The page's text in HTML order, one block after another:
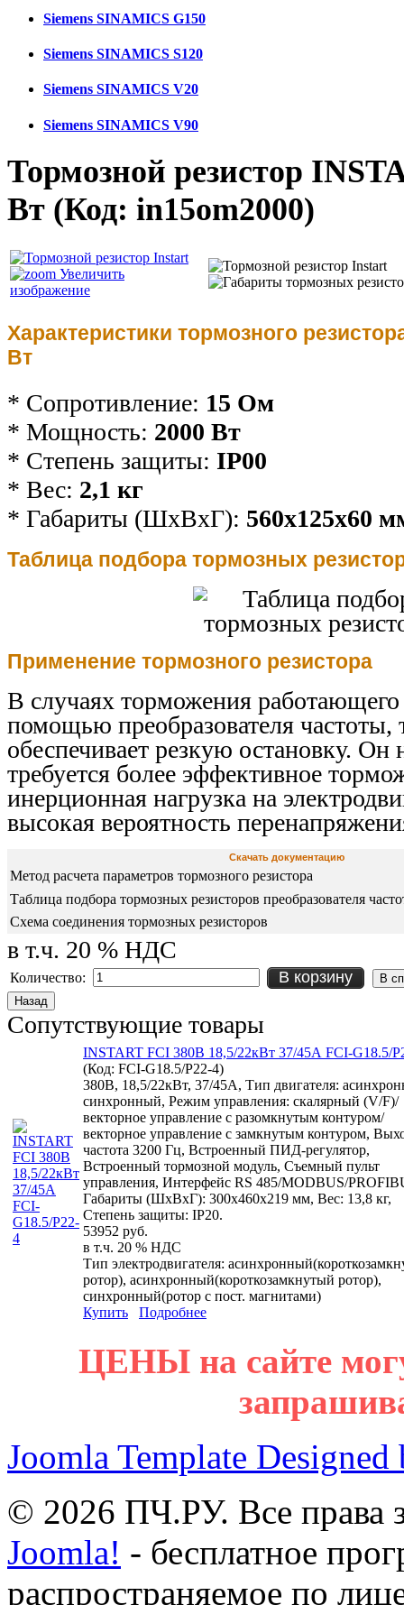
Siemens SINAMICS G150
Siemens SINAMICS S120
Siemens SINAMICS V20
Siemens SINAMICS V90
Тормозной резистор
Вт (Код: in15om2000)
Увеличить
изображение
Характеристики тормозного
Вт
* Сопротивление: 15 Ом
* Мощность: 2000 Вт
* Степень защиты: IP00
* Вес: 2,1 кг
* Габариты (ШхВхГ): 560х125х60
Таблица подбора тормозных
Применение тормозного резистора
В случаях торможения работающего
помощью преобразователя частоты,
обеспечивает резкую остановку. Он
требуется более эффективное
инерционная нагрузка на
высокая вероятность
Скачать документацию
Метод расчета параметров тормозного резистора
Таблица подбора тормозных резисторов преобразователя
Схема соединения тормозных резисторов
в т.ч. 20 % НДС
Количество: В корзину
Сопутствующие товары
INSTART FCI 380В 18,5/22кВт 37/45А FCI-G18.5/
(Код: FCI-G18.5/P22-4)
380В, 18,5/22кВт, 37/45А, Тип двигателя:
синхронный, Режим управления: скалярный (V/F)/
векторное управление с разомкнутым контуром/
векторное управление с замкнутым контуром,
частота 3200 Гц, Встроенный ПИД-регулятор,
Встроенный тормозной модуль, Съемный пульт
управления, Интерфейс RS 485/MODBUS/
Габариты (ШхВхГ): 300x460x219 мм, Вес: 13,8 кг,
Степень защиты: IP20.
53952 руб.
в т.ч. 20 % НДС
Тип электродвигателя:
ротор), асинхронный(короткозамкнутый ротор),
синхронный(ротор с пост. магнитами)
Купить
Подробнее
ЦЕНЫ на сайте
Joomla Template Designed
© 2026 ПЧ.РУ. Все права
Joomla! - бесплатное
распространяемое по